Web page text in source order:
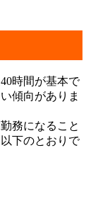
時間が基本で
傾向がありま
務になること
下のとおりで